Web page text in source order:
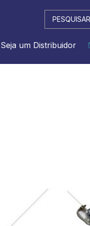
Pesquisar
...
Seja um Distribuidor